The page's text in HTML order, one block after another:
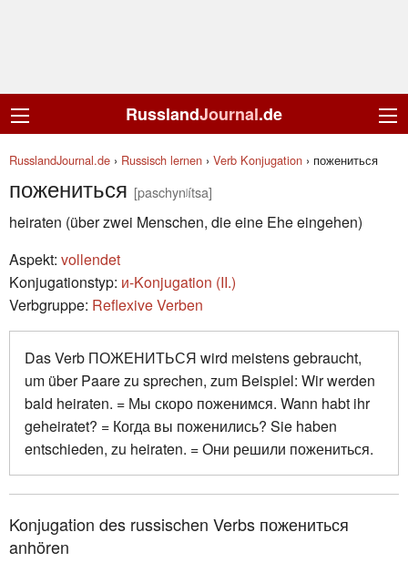
RusslandJournal.de
RusslandJournal.de › Russisch lernen › Verb Konjugation › пожениться
пожениться [paschynʲítsa]
heiraten (über zwei Menschen, die eine Ehe eingehen)
Aspekt: vollendet
Konjugationstyp: и-Konjugation (II.)
Verbgruppe: Reflexive Verben
Das Verb ПОЖЕНИТЬСЯ wird meistens gebraucht,
um über Paare zu sprechen, zum Beispiel: Wir werden
bald heiraten. = Мы скоро поженимся. Wann habt ihr
geheiratet? = Когда вы поженились? Sie haben
entschieden, zu heiraten. = Они решили пожениться.
Konjugation des russischen Verbs пожениться
anhören